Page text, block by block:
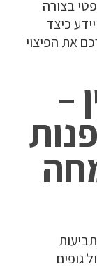
בצורה
כיצד
את הפיצוי
–
גופים